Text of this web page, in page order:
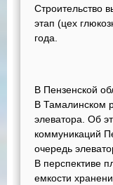
Строительство
этап (цех
года.
В Пензенской
В Тамалинском
элеватора. Об
коммуникаций
очередь
В перспективе
емкости